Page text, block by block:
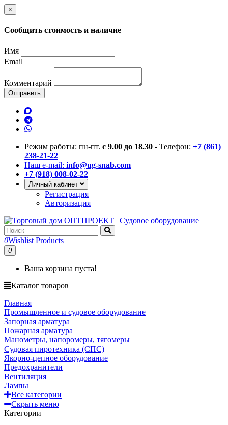
×
Сообщить стоимость и наличие
Имя
Email
Комментарий
Отправить
Режим работы: пн-пт. с 9.00 до 18.30 - Телефон: +7 (861)
238-21-22
Наш e-mail: info@ug-snab.com
+7 (918) 008-02-22
Личный кабинет
Регистрация
Авторизация
0Wishlist Products
0
Ваша корзина пуста!
Каталог товаров
Главная
Промышленное и судовое оборудование
Запорная арматура
Пожарная арматура
Манометры, напоромеры, тягомеры
Судовая пиротехника (СПС)
Якорно-цепное оборудование
Предохранители
Вентиляция
Лампы
Все категории
Скрыть меню
Категории